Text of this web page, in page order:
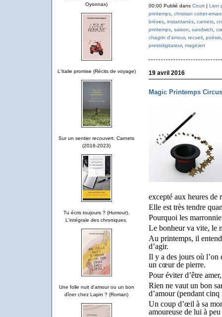
Oyonnax)
L'Italie promise (Récits de voyage)
Sur un sentier recouvert. Carnets
(2016-2023)
Tu écris toujours ? (Humour).
L'intégrale des chroniques.
Une folle nuit d'amour ou un bon
dîner chez Lapin ? (Roman)
00:00 Publié dans Court| Lien
printemps, christian cottet-
brèves, instantanés, carnets,
printemps, saison sandwich
chagrin d'amour, recueil, poésie
prestidigitateur, magicien
19 avril 2016
Magic Printemps Circus
excepté aux heures de
Elle est très tendre
Pourquoi les
Le bonheur va vite, le
Au printemps, il
d’agir.
Il y a des jours où l’on
un cœur de pierre.
Pour éviter d’être
Rien ne vaut un bon
d’amour (pendant cinq
Un coup d’œil à sa
amoureuse de lui à